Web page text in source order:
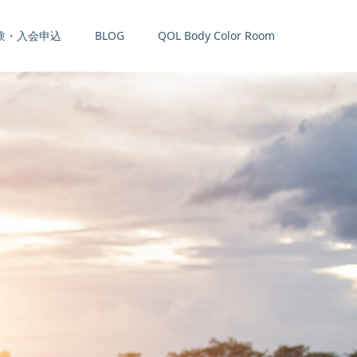
・入会申込 BLOG QOL Body Color Room